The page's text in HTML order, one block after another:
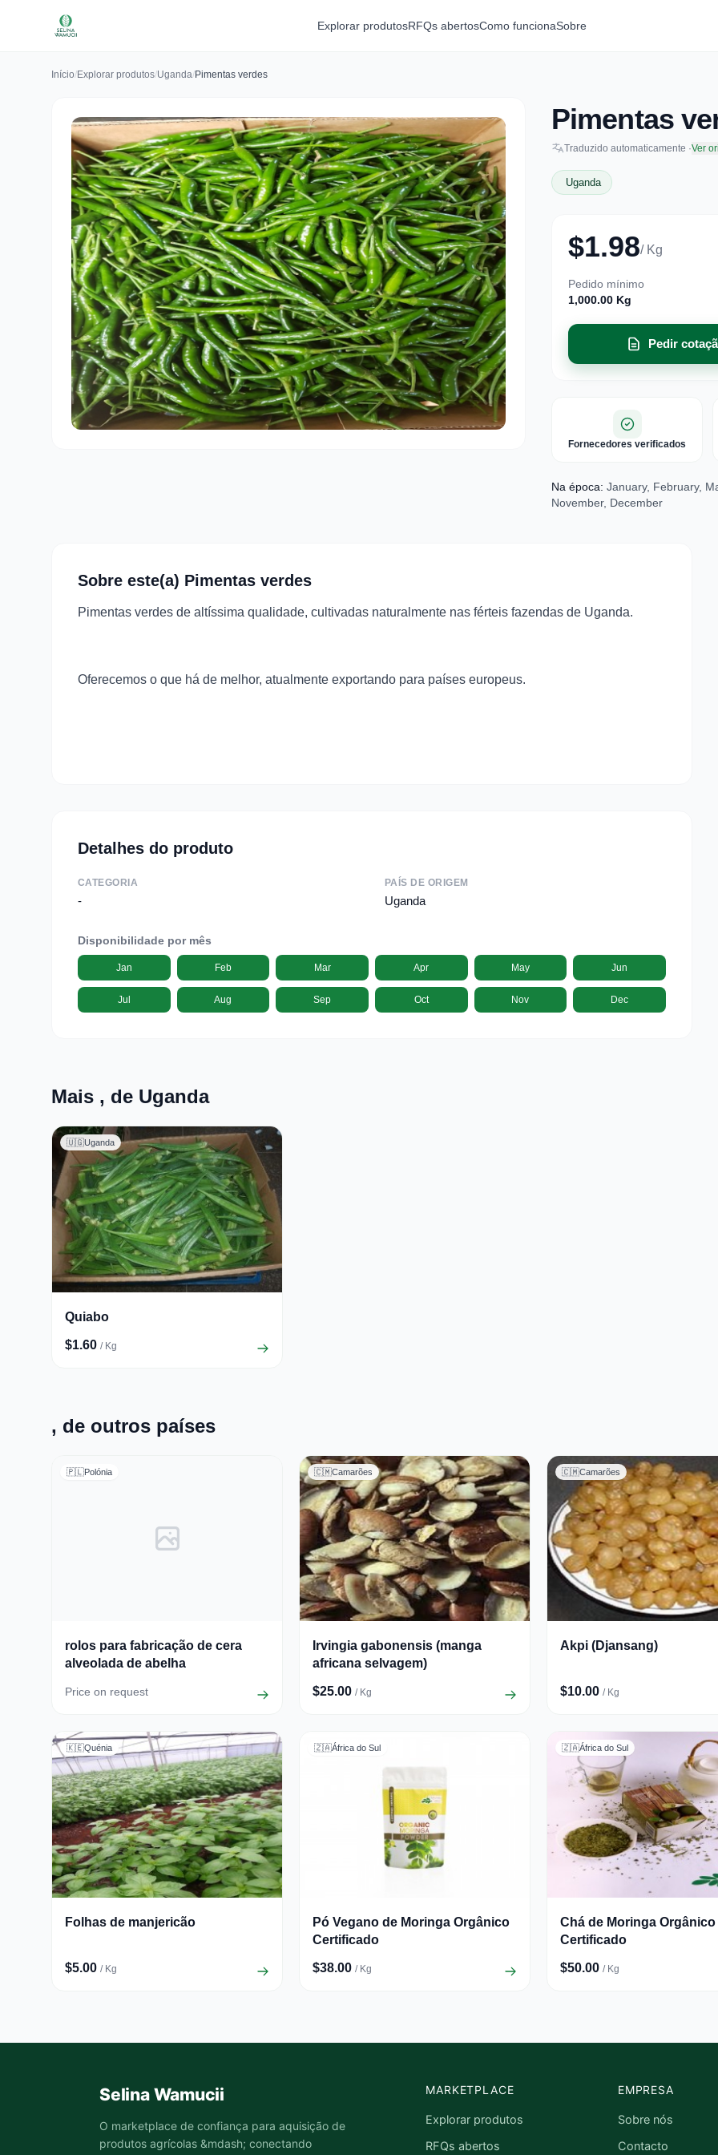
Explorar produtosRFQs abertosComo funcionaSobre
Início/Explorar produtos/Uganda/Pimentas verdes
Pimentas
Traduzido automaticamente ·Ver
Uganda
$1.98/ Kg
Pedido mínimo
1,000.00 Kg
Pedir
Fornecedores verificados
Na época: January, February,
November, December
Sobre este(a) Pimentas verdes
Pimentas verdes de altíssima qualidade, cultivadas naturalmente nas férteis fazendas de Uganda.
Oferecemos o que há de melhor, atualmente exportando para países europeus.
Detalhes do produto
CATEGORIA
-
PAÍS DE ORIGEM
Uganda
Disponibilidade por mês
Jan Feb Mar Apr May Jun
Jul Aug Sep Oct Nov Dec
Mais , de Uganda
🇺🇬Uganda
Quiabo
$1.60 / Kg
, de outros países
🇵🇱Polónia
rolos para fabricação de cera
alveolada de abelha
Price on request
🇨🇲Camarões
Irvingia gabonensis (manga
africana selvagem)
$25.00 / Kg
🇨🇲Camarões
Akpi (Djansang)
$10.00 / Kg
🇰🇪Quénia
Folhas de manjericão
$5.00 / Kg
🇿🇦África do Sul
Pó Vegano de Moringa Orgânico
Certificado
$38.00 / Kg
🇿🇦África do Sul
Chá de Moringa Orgânico
Certificado
$50.00 / Kg
Selina Wamucii
O marketplace de confiança para aquisição de
produtos agrícolas &mdash; conectando
MARKETPLACE
Explorar produtos
RFQs abertos
EMPRESA
Sobre nós
Contacto